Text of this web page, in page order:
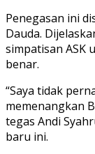
Penegasan ini
Dauda.
simpatisan ASK
benar.
“Saya tidak
memenangkan
tegas Andi
baru ini.